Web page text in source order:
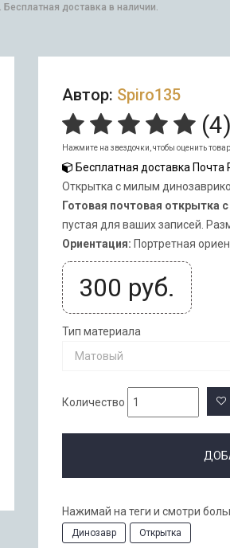
доставка в наличии.
Автор: Spiro135
(4)
Нажмите на звездочки, чтобы оценить товар
Бесплатная доставка Почта
Открытка с милым
Готовая почтовая открытка
пустая для ваших записей.
Ориентация: Портретная
300 руб.
Тип материала
Матовый
Количество
Нажимай на теги и смотри
Динозавр Открытка